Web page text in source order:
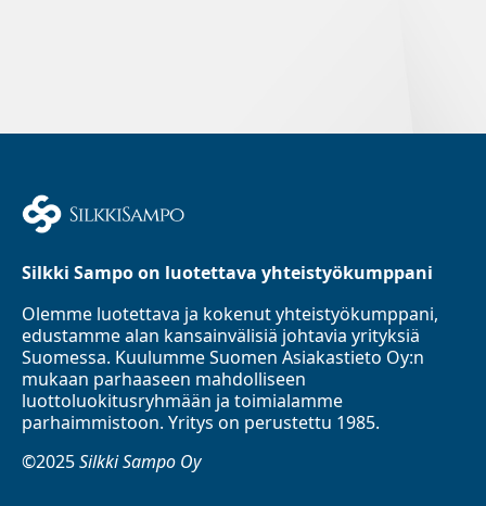
Silkki Sampo on luotettava yhteistyökumppani
Olemme luotettava ja kokenut yhteistyökumppani,
edustamme alan kansainvälisiä johtavia yrityksiä
Suomessa. Kuulumme Suomen Asiakastieto Oy:n
mukaan parhaaseen mahdolliseen
luottoluokitusryhmään ja toimialamme
parhaimmistoon. Yritys on perustettu 1985.
©2025Silkki Sampo Oy